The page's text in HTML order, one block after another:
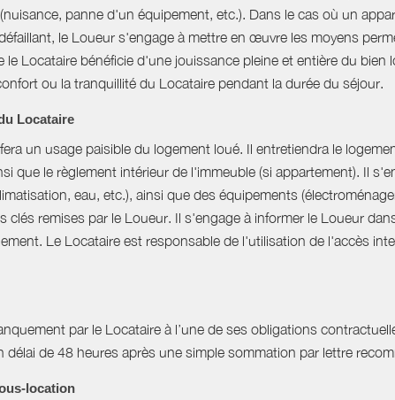
panne d'un équipement, etc.). Dans le cas où un
le Loueur s'engage à mettre en œuvre les moyens
le Locataire bénéficie d'une jouissance pleine et entière du bien
ou la tranquillité du Locataire pendant la durée du séjour.
Locataire
un usage paisible du logement loué. Il entretiendra le
que le règlement intérieur de l'immeuble (si appartement). Il
eau, etc.), ainsi que des équipements
clés remises par le Loueur. Il s'engage à informer le Loueur
Le Locataire est responsable de l'utilisation de l'accès
par le Locataire à l’une de ses obligations
délai de 48 heures après une simple sommation par lettre
location